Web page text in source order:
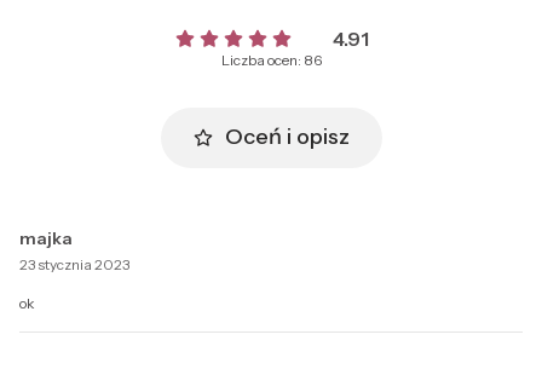
4.91
Liczba ocen: 86
Oceń i opisz
majka
23 stycznia 2023
ok